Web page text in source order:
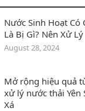
Nước Sinh Hoạt Có
Là Bị Gì? Nên Xử
August 28, 2024
Mở rộng hiệu quả
xử lý nước thải Yên
Xá